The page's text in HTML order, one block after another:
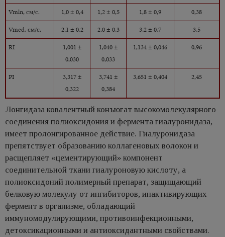
Vmln, см/с.
1,0 ± 0,4 1,2 ± 0,5 1,8 ± 0,9
0,38
Vmed, см/с.
2,1 ± 0,2 2,0 ± 0,3 3,2 ± 0,7
3,5
RI
1,001 ±
0,030
1,040 ±
0,033
1,134 ± 0,046 0,96
PI
3,317 ±
0,322
3,741 ±
0,384
3,651 ± 0,404 2,45
Лонгидаза ковалентный конъюгат высокомолекулярного
соединения полиоксидония и фермента гиалуронидаза,
имеет пролонгированное действие. Гиалуронидаза
препятствует образованию коллагеновых волокон и
расщепляет «цементирующий» компонент
соединительной ткани гиалуроновую кислоту, а
полиоксидоний полимерный препарат, защищающий
белковую молекулу от ингибиторов, инактивирующих
фермент в организме, обладающий
иммуномодулирующими, противоинфекционными,
детоксикационными и антиоксидантными свойствами.